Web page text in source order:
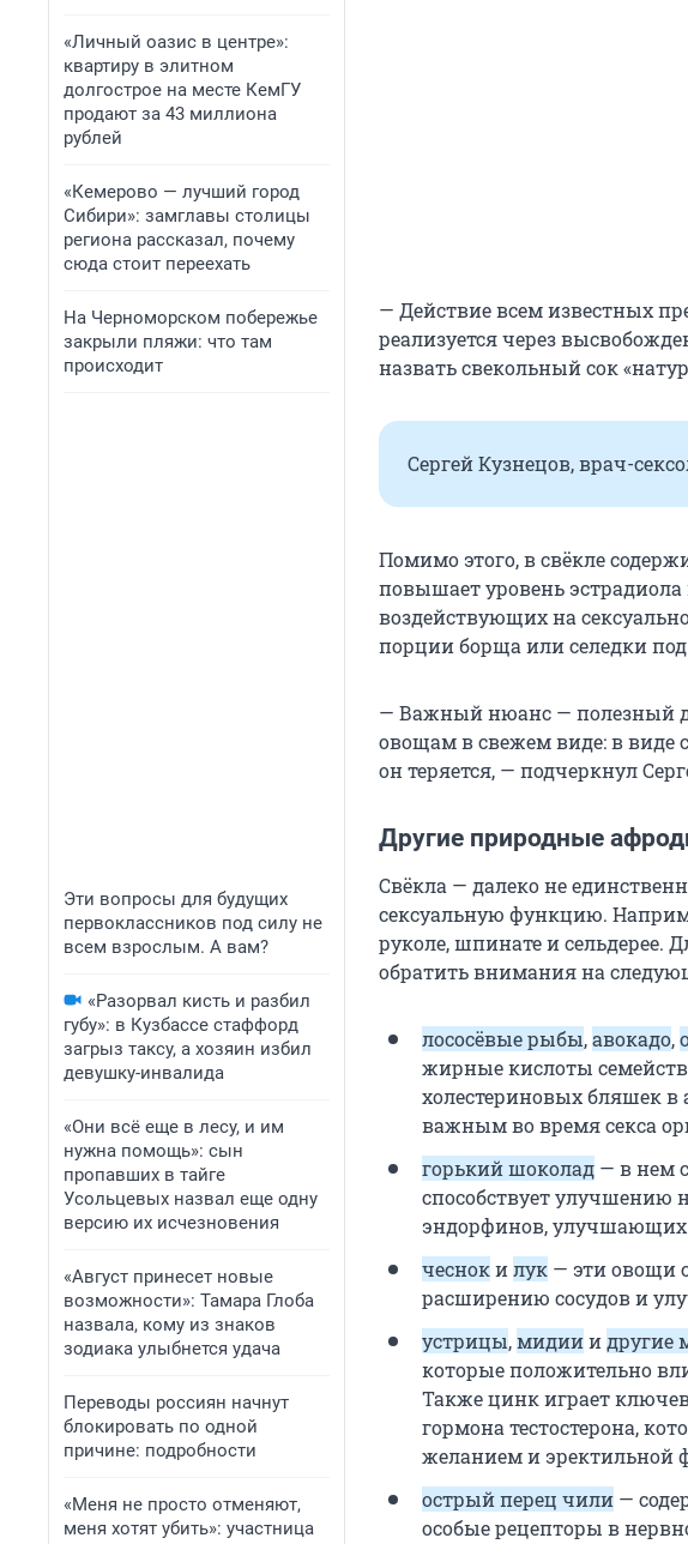
«Личный оазис в центре»:
квартиру в элитном
долгострое на месте КемГУ
продают за 43 миллиона
рублей
«Кемерово — лучший город
Сибири»: замглавы столицы
региона рассказал, почему
сюда стоит переехать
На Черноморском побережье
закрыли пляжи: что там
происходит
Эти вопросы для будущих
первоклассников под силу не
всем взрослым. А вам?
«Разорвал кисть и разбил
губу»: в Кузбассе стаффорд
загрыз таксу, а хозяин избил
девушку-инвалида
«Они всё еще в лесу, и им
нужна помощь»: сын
пропавших в тайге
Усольцевых назвал еще одну
версию их исчезновения
«Август принесет новые
возможности»: Тамара Глоба
назвала, кому из знаков
зодиака улыбнется удача
Переводы россиян начнут
блокировать по одной
причине: подробности
«Меня не просто отменяют,
меня хотят убить»: участница
— Действие всем известных
реализуется через
назвать свекольный сок
Сергей Кузнецов, врач-
Помимо этого, в свёкле
повышает уровень эстрадиола
воздействующих на
порции борща или селедки
— Важный нюанс — полезный
овощам в свежем виде: в виде
он теряется, — подчеркнул
Другие природные
Свёкла — далеко не
сексуальную функцию.
руколе, шпинате и сельдерее.
обратить внимания на
лососёвые рыбы,авокадо,
жирные кислоты
холестериновых бляшек в
важным во время секса
горький шоколад — в нем
способствует улучшению
эндорфинов,
чеснок илук — эти овощи
расширению сосудов и
устрицы,мидиии другие
которые положительно
Также цинк играет
гормона тестостерона,
желанием и эректильной
острый перец чили —
особые рецепторы в